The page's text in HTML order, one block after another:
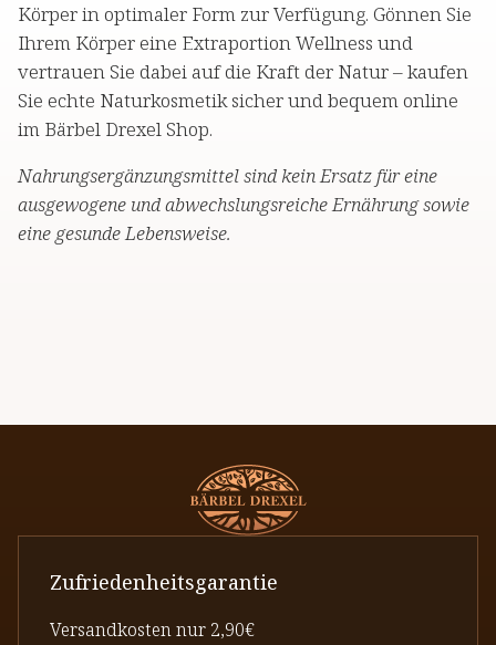
Körper in optimaler Form zur Verfügung. Gönnen Sie
Ihrem Körper eine Extraportion Wellness und
vertrauen Sie dabei auf die Kraft der Natur – kaufen
Sie echte Naturkosmetik sicher und bequem online
im Bärbel Drexel Shop.
Nahrungsergänzungsmittel sind kein Ersatz für eine
ausgewogene und abwechslungsreiche Ernährung sowie
eine gesunde Lebensweise.
Zufriedenheitsgarantie
Versandkosten nur 2,90€